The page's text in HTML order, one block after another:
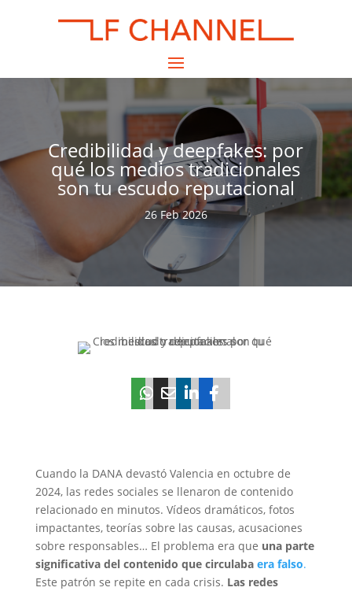
Credibilidad y deepfakes: por
qué los medios tradicionales
son tu escudo reputacional
26 Feb 2026
Cuando la DANA devastó Valencia en octubre de
2024, las redes sociales se llenaron de contenido
relacionado en minutos. Vídeos dramáticos, fotos
impactantes, teorías sobre las causas, acusaciones
sobre responsables… El problema era que una parte
significativa del contenido que circulaba era falso.
Este patrón se repite en cada crisis. Las redes